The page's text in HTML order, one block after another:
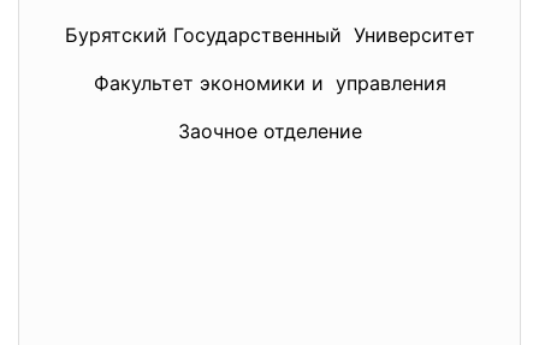
Бурятский Государственный Университет
Факультет экономики и управления
Заочное отделение